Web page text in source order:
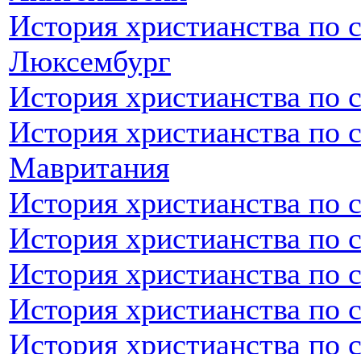
История христианства по
Люксембург
История христианства
История христианства по
Мавритания
История христианства по
История христианства
История христианства
История христианства
История христианства